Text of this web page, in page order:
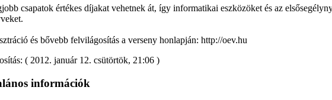
csapatok értékes díjakat vehetnek át, így informatikai eszközöket és az
és bővebb felvilágosítás a verseny honlapján: http://oev.hu
( 2012. január 12. csütörtök, 21:06 )
információk